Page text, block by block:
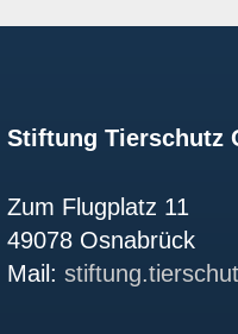
Stiftung Tierschutz
Zum Flugplatz 11
49078 Osnabrück
Mail: